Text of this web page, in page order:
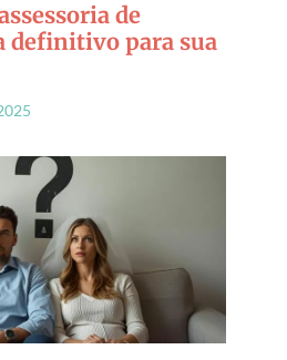
de
definitivo para sua